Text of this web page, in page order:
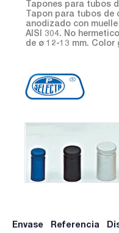
Tapones para tubos
Tapon para tubos de
anodizado con
AISI 304. No
de ø 12-13 mm. Color
Envase Referencia